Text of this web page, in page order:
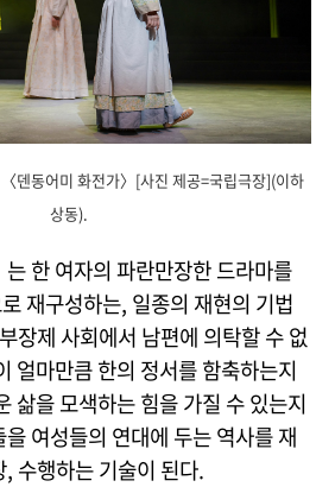
덴동어미 화전가〉[사진 제공=국립극장](이하
상동).
는 한 여자의 파란만장한 드라마를
재구성하는, 일종의 재현의 기법
장제 사회에서 남편에 의탁할 수 없
얼마만큼 한의 정서를 함축하는지
삶을 모색하는 힘을 가질 수 있는지
여성들의 연대에 두는 역사를 재
수행하는 기술이 된다.